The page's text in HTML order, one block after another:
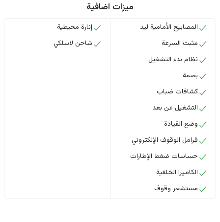
ميزات اضافية
المصابيح الأمامية ليد
مثبت السرعة
نظام بدء التشغيل
بصمة
كشافات ضباب
التشغيل عن بعد
وضع القيادة
فرامل الوقوف الإلكتروني
حساسات ضغط الإطارات
الكاميرا الخلفية
مستشعر وقوف
إنارة محيطية
شاحن لاسلكي